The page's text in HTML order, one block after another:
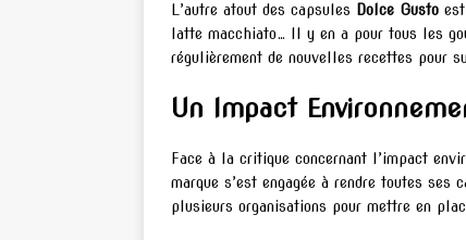
L’autre atout des capsules Dolce Gusto
latte macchiato… Il y en a pour tous les
régulièrement de nouvelles recettes pour
Un Impact
Face à la critique concernant l’impact
marque s’est engagée à rendre toutes
plusieurs organisations pour mettre en